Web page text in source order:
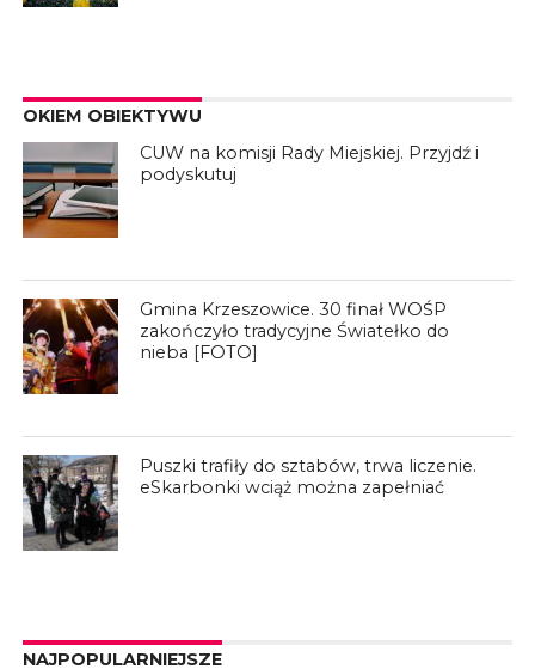
OKIEM OBIEKTYWU
CUW na komisji Rady Miejskiej. Przyjdź i
podyskutuj
Gmina Krzeszowice. 30 finał WOŚP
zakończyło tradycyjne Światełko do
nieba [FOTO]
Puszki trafiły do sztabów, trwa liczenie.
eSkarbonki wciąż można zapełniać
NAJPOPULARNIEJSZE